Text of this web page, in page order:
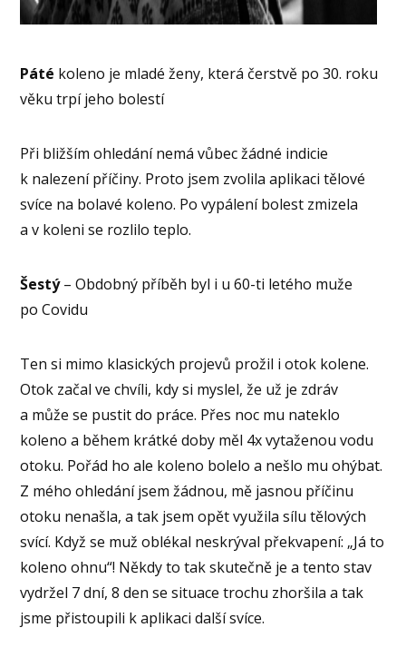
Páté koleno je mladé ženy, která čerstvě po 30. roku
věku trpí jeho bolestí
Při bližším ohledání nemá vůbec žádné indicie
k nalezení příčiny. Proto jsem zvolila aplikaci tělové
svíce na bolavé koleno. Po vypálení bolest zmizela
a v koleni se rozlilo teplo.
Šestý– Obdobný příběh byl i u 60-ti letého muže
po Covidu
Ten si mimo klasických projevů prožil i otok kolene.
Otok začal ve chvíli, kdy si myslel, že už je zdráv
a může se pustit do práce. Přes noc mu nateklo
koleno a během krátké doby měl 4x vytaženou vodu
otoku. Pořád ho ale koleno bolelo a nešlo mu ohýbat.
Z mého ohledání jsem žádnou, mě jasnou příčinu
otoku nenašla, a tak jsem opět využila sílu tělových
svící. Když se muž oblékal neskrýval překvapení: „Já to
koleno ohnu“! Někdy to tak skutečně je a tento stav
vydržel 7 dní, 8 den se situace trochu zhoršila a tak
jsme přistoupili k aplikaci další svíce.